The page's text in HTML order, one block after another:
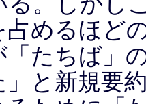
占めるほど
「たちば」
」と新規要